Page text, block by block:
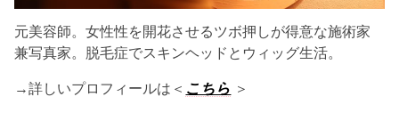
元美容師。女性性を開花させるツボ押しが得意な施術家
兼写真家。脱毛症でスキンヘッドとウィッグ生活。
→詳しいプロフィールは＜ こちら ＞